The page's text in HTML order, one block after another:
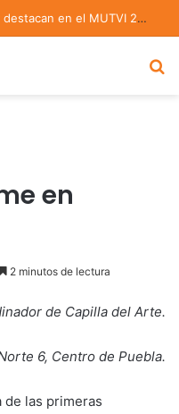
Estudiantes STEM de la UDLAP destacan en el MUTVI 2026
en
2 minutos de lectura
de Capilla del Arte.
6, Centro de Puebla.
de las primeras